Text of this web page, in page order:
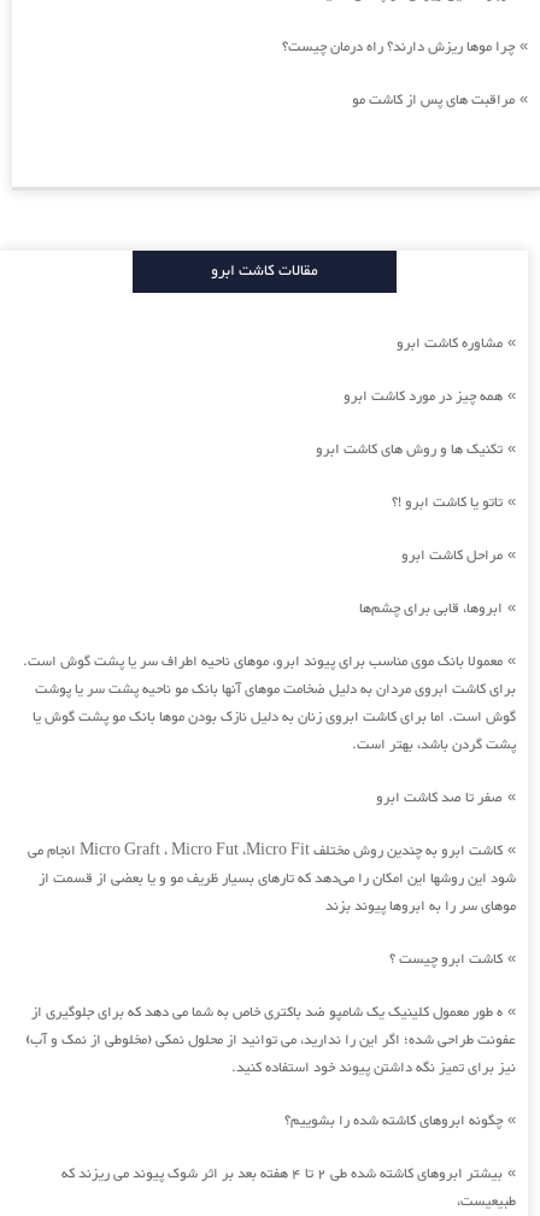
» چرا موها ریزش دارند؟ راه درمان چیست؟
» مراقبت های پس از کاشت مو
مقالات کاشت ابرو
» مشاوره کاشت ابرو
» همه چیز در مورد کاشت ابرو
» تکنیک ها و روش های کاشت ابرو
» تاتو یا کاشت ابرو !؟
» مراحل کاشت ابرو
» ابروها، قابی برای چشم‌ها
» معمولا بانک موی مناسب برای پیوند ابرو، موهای ناحیه اطراف سر یا پشت گوش است.
برای کاشت ابروی مردان به دلیل ضخامت موهای آنها بانک مو ناحیه پشت سر یا پوشت
گوش است. اما برای کاشت ابروی زنان به دلیل نازک بودن موها بانک مو پشت گوش یا
پشت گردن باشد، بهتر است.
» صفر تا صد کاشت ابرو
»
کاشت ابرو به چندین روش مختلف Micro Graft ، Micro Fut ،Micro Fit انجام می
شود این روشها این امکان را می‌دهد که تارهای بسیار ظریف مو و یا بعضی از قسمت از
موهای سر را به ابروها پیوند بزند
» کاشت ابرو چیست ؟
» ه طور معمول کلینیک یک شامپو ضد باکتری خاص به شما می دهد که برای جلوگیری از
عفونت طراحی شده؛ اگر این را ندارید، می توانید از محلول نمکی (مخلوطی از نمک و آب)
نیز برای تمیز نگه داشتن پیوند خود استفاده کنید.
» چگونه ابروهای کاشته شده را بشوییم؟
»
بیشتر ابروهای کاشته شده طی 2 تا 4 هفته بعد بر اثر شوک پیوند می ریزند که
طبیعیست،